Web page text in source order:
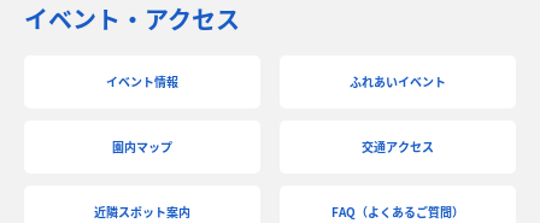
イベント・アクセス
イベント情報 ふれあいイベント
園内マップ 交通アクセス
近隣スポット案内 FAQ（よくあるご質問）